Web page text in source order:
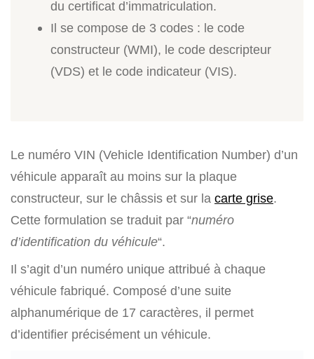
du certificat d’immatriculation.
Il se compose de 3 codes : le code
constructeur (WMI), le code descripteur
(VDS) et le code indicateur (VIS).
Le numéro VIN (Vehicle Identification Number) d’un
véhicule apparaît au moins sur la plaque
constructeur, sur le châssis et sur la carte grise.
Cette formulation se traduit par “numéro
d’identification du véhicule“.
Il s’agit d’un numéro unique attribué à chaque
véhicule fabriqué. Composé d’une suite
alphanumérique de 17 caractères, il permet
d’identifier précisément un véhicule.